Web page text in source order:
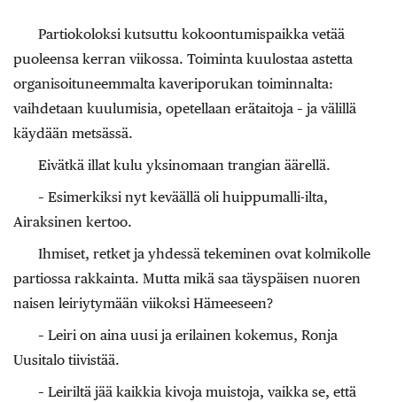
Partiokoloksi kutsuttu kokoontumispaikka vetää
puoleensa kerran viikossa. Toiminta kuulostaa astetta
organisoituneemmalta kaveriporukan toiminnalta:
vaihdetaan kuulumisia, opetellaan erätaitoja – ja välillä
käydään metsässä.
Eivätkä illat kulu yksinomaan trangian äärellä.
– Esimerkiksi nyt keväällä oli huippumalli-ilta,
Airaksinen kertoo.
Ihmiset, retket ja yhdessä tekeminen ovat kolmikolle
partiossa rakkainta. Mutta mikä saa täyspäisen nuoren
naisen leiriytymään viikoksi Hämeeseen?
– Leiri on aina uusi ja erilainen kokemus, Ronja
Uusitalo tiivistää.
– Leiriltä jää kaikkia kivoja muistoja, vaikka se, että